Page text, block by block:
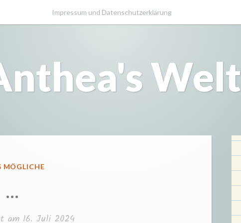
Impressum und Datenschutzerklärung
Welt
MÖGLICHE
…
am 16. Juli 2024